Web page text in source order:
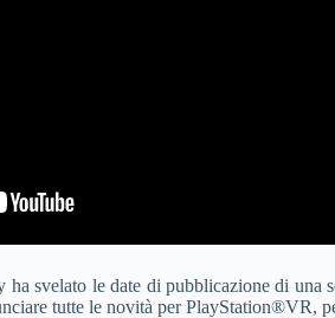
ha svelato le date di pubblicazione di
tutte le novità per PlayStation®VR,